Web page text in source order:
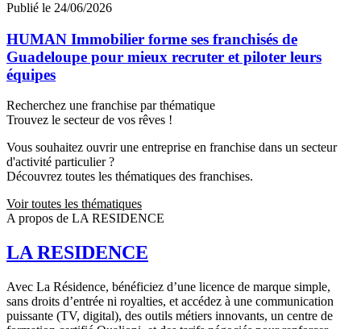
Publié le 24/06/2026
HUMAN Immobilier forme ses franchisés de
Guadeloupe pour mieux recruter et piloter leurs
équipes
Recherchez une franchise par thématique
Trouvez le secteur de vos rêves !
Vous souhaitez ouvrir une entreprise en franchise dans un secteur
d'activité particulier ?
Découvrez toutes les thématiques des franchises.
Voir toutes les thématiques
A propos de LA RESIDENCE
LA RESIDENCE
Avec La Résidence, bénéficiez d’une licence de marque simple,
sans droits d’entrée ni royalties, et accédez à une communication
puissante (TV, digital), des outils métiers innovants, un centre de